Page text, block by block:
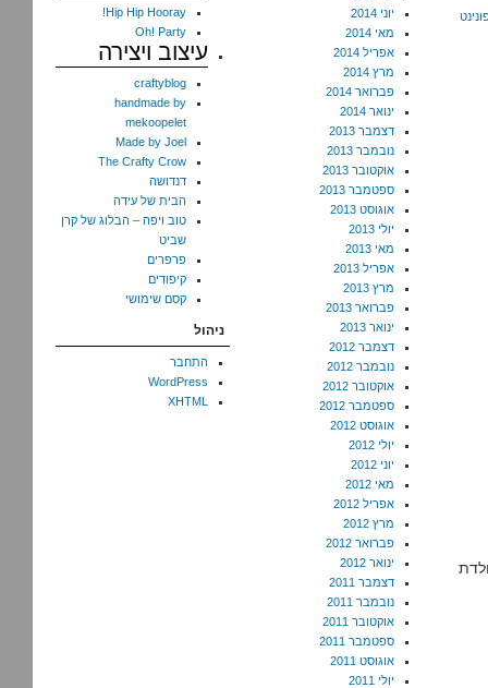
יוני 2014
מאי 2014
אפריל 2014
מרץ 2014
פברואר 2014
ינואר 2014
דצמבר 2013
נובמבר 2013
אוקטובר 2013
ספטמבר 2013
אוגוסט 2013
יולי 2013
מאי 2013
אפריל 2013
מרץ 2013
פברואר 2013
ינואר 2013
דצמבר 2012
נובמבר 2012
אוקטובר 2012
ספטמבר 2012
אוגוסט 2012
יולי 2012
יוני 2012
מאי 2012
אפריל 2012
מרץ 2012
פברואר 2012
ינואר 2012
דצמבר 2011
נובמבר 2011
אוקטובר 2011
ספטמבר 2011
אוגוסט 2011
יולי 2011
Hip Hip Hooray!
Oh! Party
עיצוב ויצירה
craftyblog
handmade by
mekoopelet
Made by Joel
The Crafty Crow
דנדושה
הבית של עידה
טוב ויפה – הבלוג של קרן
שביט
פרפרים
קיפודים
קסם שימושי
ניהול
התחבר
WordPress
XHTML